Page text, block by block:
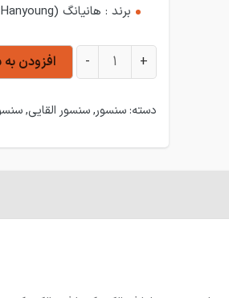
برند : هانیانگ (Hanyoung)
حسگر مجاورتی القایی نرمال بسته UP12RD-4NC هانیانگ عدد
+
- افزودن
دسته:سنسور,سنسور القایی,